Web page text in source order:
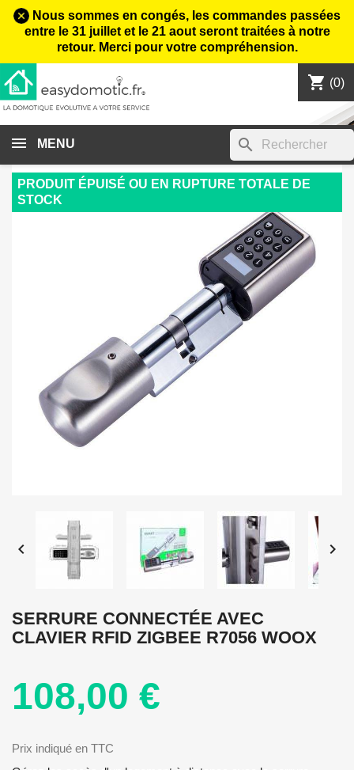
Nous sommes en congés, les commandes passées
entre le 31 juillet et le 21 aout seront traitées à notre
retour. Merci pour votre compréhension.
shopping_cart (0)

MENU search
PRODUIT ÉPUISÉ OU EN RUPTURE TOTALE DE
STOCK
 
SERRURE CONNECTÉE AVEC
CLAVIER RFID ZIGBEE R7056 WOOX
108,00 €
Prix indiqué en TTC